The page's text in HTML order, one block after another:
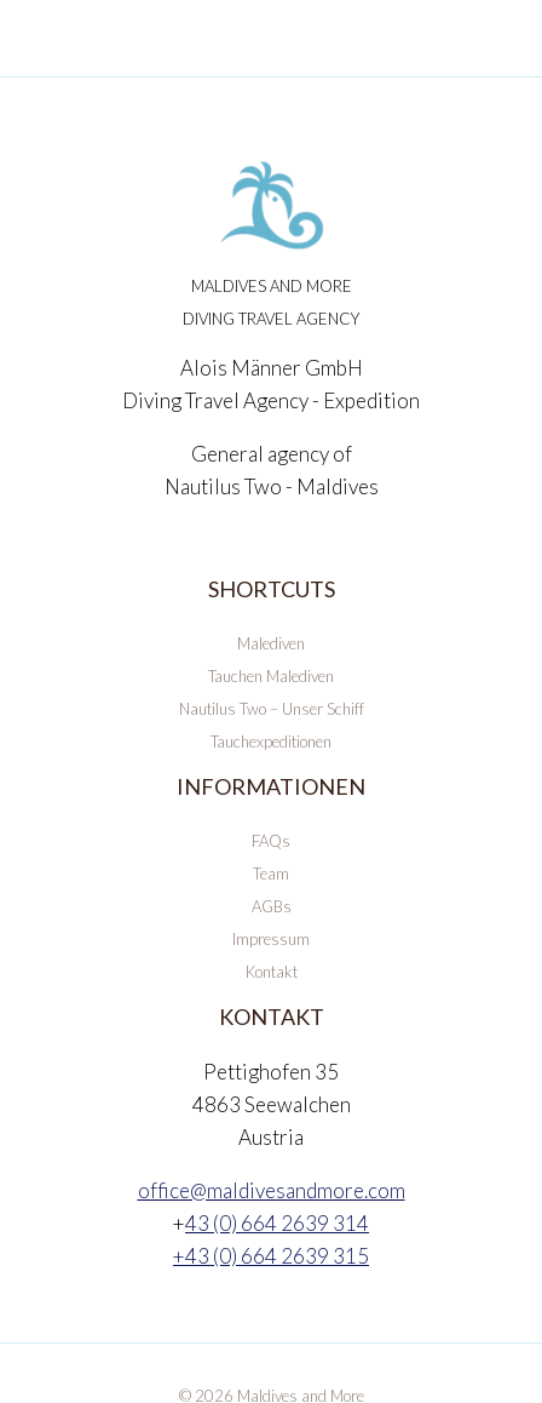
MALDIVES AND MORE
DIVING TRAVEL AGENCY
Alois Männer GmbH
Diving Travel Agency - Expedition
General agency of
Nautilus Two - Maldives
SHORTCUTS
Malediven
Tauchen Malediven
Nautilus Two – Unser Schiff
Tauchexpeditionen
INFORMATIONEN
FAQs
Team
AGBs
Impressum
Kontakt
KONTAKT
Pettighofen 35
4863 Seewalchen
Austria
office@maldivesandmore.com
+43 (0) 664 2639 314
+43 (0) 664 2639 315
© 2026 Maldives and More